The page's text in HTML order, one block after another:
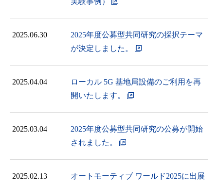
2025.06.30
2025年度公募型共同研究の採択テーマ
が決定しました。
2025.04.04
ローカル 5G 基地局設備のご利用を再
開いたします。
2025.03.04
2025年度公募型共同研究の公募が開始
されました。
2025.02.13
オートモーティブ ワールド2025に出展